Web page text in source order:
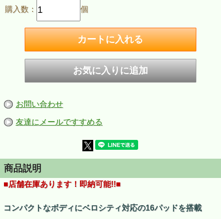
購入数： 個
お問い合わせ
友達にメールですすめる
商品説明
■店舗在庫あります！即納可能!!■
コンパクトなボディにベロシティ対応の16パッドを搭載